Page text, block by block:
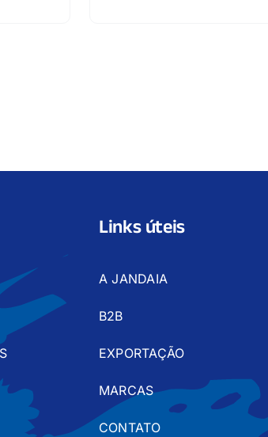
Links úteis
A JANDAIA
B2B
EXPORTAÇÃO
MARCAS
CONTATO